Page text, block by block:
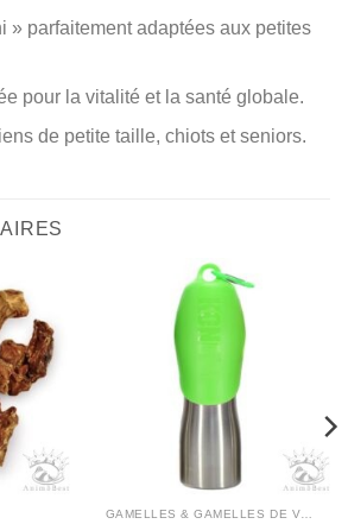
» parfaitement adaptées aux petites
pour la vitalité et la santé globale.
de petite taille, chiots et seniors.